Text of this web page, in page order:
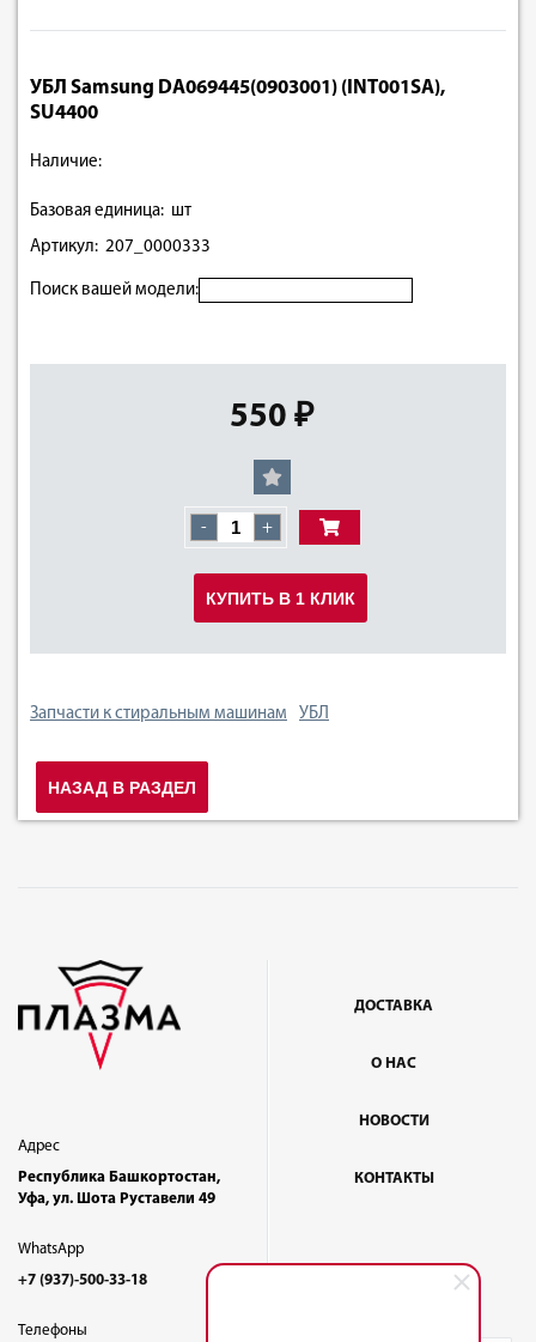
УБЛ Samsung DА069445(0903001) (INT001SA),
SU4400
Наличие:
Базовая единица: шт
Артикул: 207_0000333
Поиск вашей модели:
550 ₽
- +
КУПИТЬ В 1 КЛИК
Запчасти к стиральным машинам УБЛ
НАЗАД В РАЗДЕЛ
Адрес
Республика Башкортостан,
Уфа, ул. Шота Руставели 49
WhatsApp
+7 (937)-500-33-18
Телефоны
ДОСТАВКА
О НАС
НОВОСТИ
КОНТАКТЫ